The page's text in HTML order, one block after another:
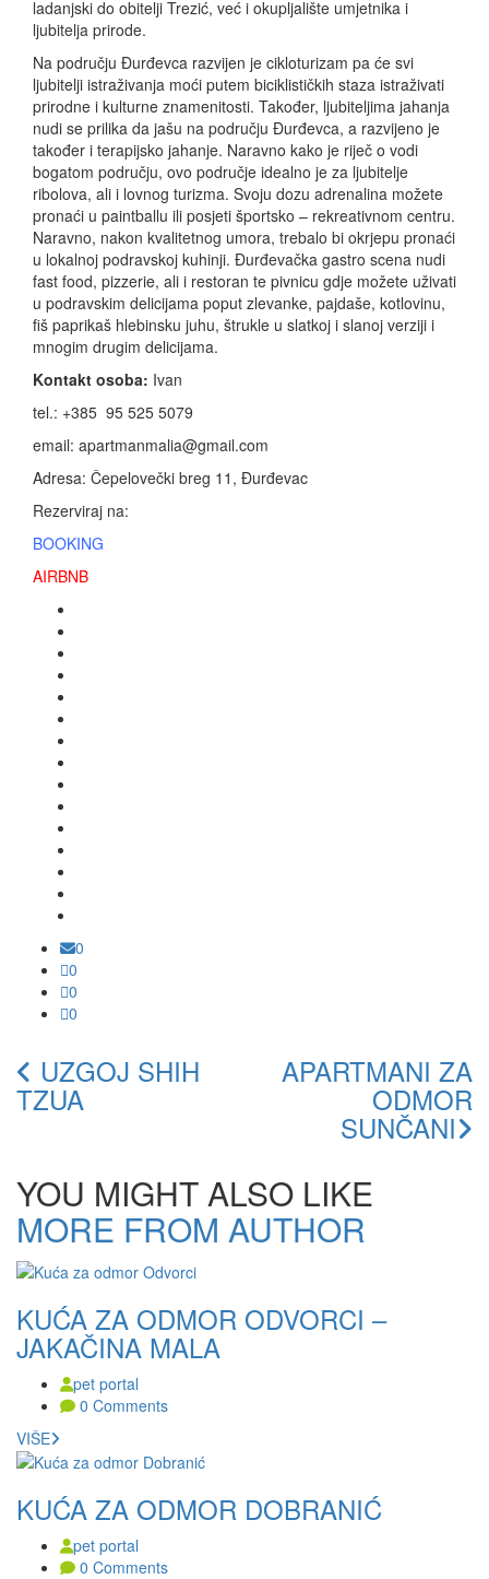
ladanjski do obitelji Trezić, već i okupljalište umjetnika i
ljubitelja prirode.
Na području Đurđevca razvijen je cikloturizam pa će svi
ljubitelji istraživanja moći putem biciklističkih staza istraživati
prirodne i kulturne znamenitosti. Također, ljubiteljima jahanja
nudi se prilika da jašu na području Đurđevca, a razvijeno je
također i terapijsko jahanje. Naravno kako je riječ o vodi
bogatom području, ovo područje idealno je za ljubitelje
ribolova, ali i lovnog turizma. Svoju dozu adrenalina možete
pronaći u paintballu ili posjeti športsko – rekreativnom centru.
Naravno, nakon kvalitetnog umora, trebalo bi okrjepu pronaći
u lokalnoj podravskoj kuhinji. Đurđevačka gastro scena nudi
fast food, pizzerie, ali i restoran te pivnicu gdje možete uživati
u podravskim delicijama poput zlevanke, pajdaše, kotlovinu,
fiš paprikaš hlebinsku juhu, štrukle u slatkoj i slanoj verziji i
mnogim drugim delicijama.
Kontakt osoba: Ivan
tel.: +385 95 525 5079
email: apartmanmalia@gmail.com
Adresa: Čepelovečki breg 11, Đurđevac
Rezerviraj na:
BOOKING
AIRBNB
0
0
0
0
UZGOJ SHIH
TZUA
APARTMANI ZA
ODMOR
SUNČANI
YOU MIGHT ALSO LIKE
MORE FROM AUTHOR
KUĆA ZA ODMOR ODVORCI –
JAKAČINA MALA
pet portal
0 Comments
VIŠE
KUĆA ZA ODMOR DOBRANIĆ
pet portal
0 Comments